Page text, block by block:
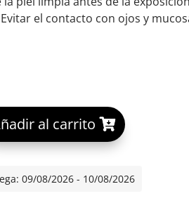
el contacto con ojos y
100 SOLAR ALLERGY PROTECT
al carrito
A
e
09/08/2026 - 10/08/2026